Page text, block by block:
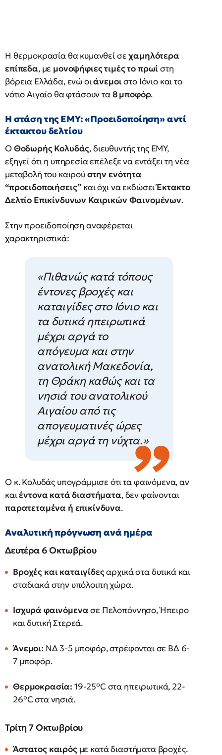
Η θερμοκρασία θα κυμανθεί σεχαμηλότερα
επίπεδα, με μονοψήφιες τιμές το πρωίστη
βόρεια Ελλάδα, ενώ οιάνεμοιστο Ιόνιο και το
νότιο Αιγαίο θα φτάσουν τα8 μποφόρ.
Η στάση της ΕΜΥ: «Προειδοποίηση» αντί
έκτακτου δελτίου
ΟΘοδωρής Κολυδάς, διευθυντής της ΕΜΥ,
εξηγεί ότι η υπηρεσία επέλεξε να εντάξει τη νέα
μεταβολή του καιρούστην ενότητα
“προειδοποιήσεις” και όχι να εκδώσειΈκτακτο
Δελτίο Επικίνδυνων Καιρικών Φαινομένων.
Στην προειδοποίηση αναφέρεται
χαρακτηριστικά:
«Πιθανώς κατά τόπους
έντονες βροχές και
καταιγίδες στο Ιόνιο και
τα δυτικά ηπειρωτικά
μέχρι αργά το
απόγευμα και στην
ανατολική Μακεδονία,
τη Θράκη καθώς και τα
νησιά του ανατολικού
Αιγαίου από τις
απογευματινές ώρες
μέχρι αργά τη νύχτα.»
Ο κ. Κολυδάς υπογράμμισε ότι τα φαινόμενα, αν
καιέντονα κατά διαστήματα, δεν φαίνονται
παρατεταμένα ή επικίνδυνα.
Αναλυτική πρόγνωση ανά ημέρα
Δευτέρα 6 Οκτωβρίου
Βροχές και καταιγίδεςαρχικά στα δυτικά και
σταδιακά στην υπόλοιπη χώρα.
Ισχυρά φαινόμενασε Πελοπόννησο, Ήπειρο
και δυτική Στερεά.
Άνεμοι: ΝΔ 3-5 μποφόρ, στρέφονται σε ΒΔ 6-
7 μποφόρ.
Θερμοκρασία: 19-25°C στα ηπειρωτικά, 22-
26°C στα νησιά.
Τρίτη 7 Οκτωβρίου
Άστατος καιρόςμε κατά διαστήματα βροχές.